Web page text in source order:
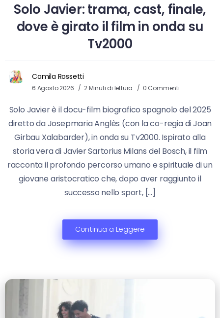
Solo Javier: trama, cast, finale,
dove è girato il film in onda su
Tv2000
Camila Rossetti
6 Agosto 2026 2 Minuti di lettura 0 Commenti
Solo Javier è il docu-film biografico spagnolo del 2025
diretto da Josepmaria Anglès (con la co-regia di Joan
Girbau Xalabarder), in onda su Tv2000. Ispirato alla
storia vera di Javier Sartorius Milans del Bosch, il film
racconta il profondo percorso umano e spirituale di un
giovane aristocratico che, dopo aver raggiunto il
successo nello sport, […]
Continua a Leggere